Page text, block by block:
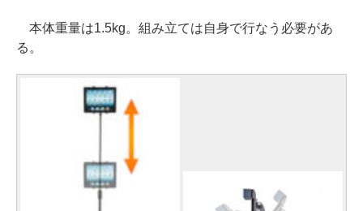
本体重量は1.5kg。組み立ては自身で行なう必要があ
る。